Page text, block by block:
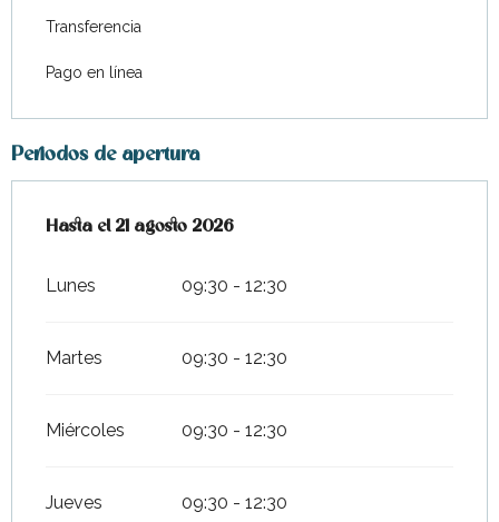
Transferencia
Pago en línea
Periodos de apertura
Del6 julio 2026al 21 agosto 2026
Hasta el21 agosto 2026
Lunes 09:30 - 12:30
Martes 09:30 - 12:30
Miércoles 09:30 - 12:30
Jueves 09:30 - 12:30